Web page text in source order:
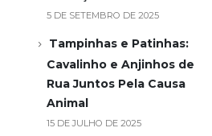
5 DE SETEMBRO DE 2025
Tampinhas e Patinhas:
Cavalinho e Anjinhos de
Rua Juntos Pela Causa
Animal
15 DE JULHO DE 2025